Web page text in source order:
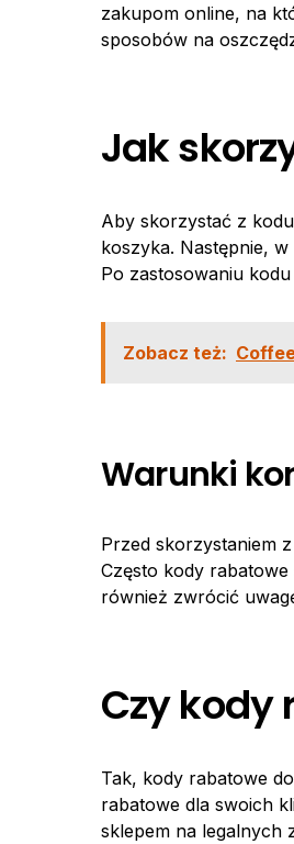
zakupom online, na
sposobów na
Jak
Aby skorzystać z
koszyka. Następnie,
Po zastosowaniu
Zobacz też:
Warunki
Przed skorzystaniem
Często kody
również zwrócić
Czy kody
Tak, kody rabatowe
rabatowe dla swoich
sklepem na legalnych